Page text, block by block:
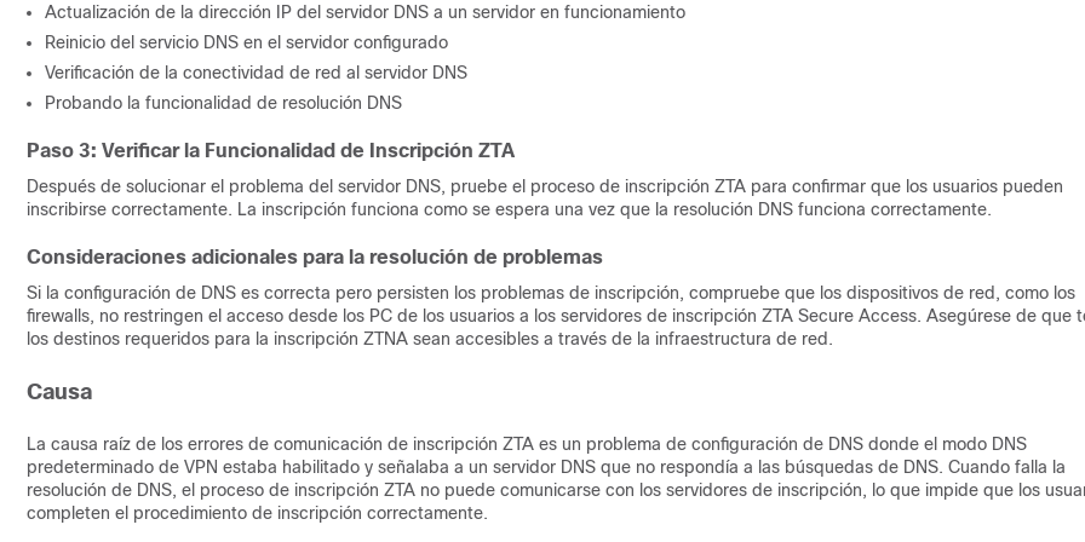
Actualización de la dirección IP del servidor DNS a un servidor en funcionamiento
Reinicio del servicio DNS en el servidor configurado
Verificación de la conectividad de red al servidor DNS
Probando la funcionalidad de resolución DNS
Paso 3: Verificar la Funcionalidad de Inscripción ZTA
Después de solucionar el problema del servidor DNS, pruebe el proceso de inscripción ZTA para confirmar que los usuarios pueden
inscribirse correctamente. La inscripción funciona como se espera una vez que la resolución DNS funciona correctamente.
Consideraciones adicionales para la resolución de problemas
Si la configuración de DNS es correcta pero persisten los problemas de inscripción, compruebe que los dispositivos de red, como los
firewalls, no restringen el acceso desde los PC de los usuarios a los servidores de inscripción ZTA Secure Access. Asegúrese de que
los destinos requeridos para la inscripción ZTNA sean accesibles a través de la infraestructura de red.
Causa
La causa raíz de los errores de comunicación de inscripción ZTA es un problema de configuración de DNS donde el modo DNS
predeterminado de VPN estaba habilitado y señalaba a un servidor DNS que no respondía a las búsquedas de DNS. Cuando falla la
resolución de DNS, el proceso de inscripción ZTA no puede comunicarse con los servidores de inscripción, lo que impide que los
completen el procedimiento de inscripción correctamente.